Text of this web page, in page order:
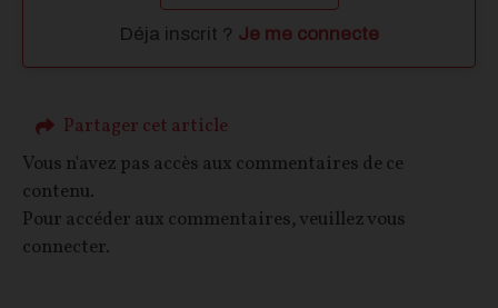
Déja inscrit ? Je me connecte
Partager cet article
Vous n'avez pas accès aux commentaires de ce
contenu.
Pour accéder aux commentaires, veuillez vous
connecter.